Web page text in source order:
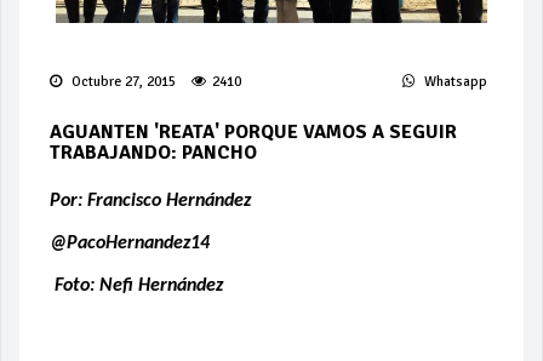
Octubre 27, 2015 2410 Whatsapp
AGUANTEN 'REATA' PORQUE VAMOS A SEGUIR
TRABAJANDO: PANCHO
Por: Francisco Hernández
@PacoHernandez14
Foto: Nefi Hernández